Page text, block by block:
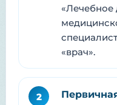
«Лечебное
«врач».
2